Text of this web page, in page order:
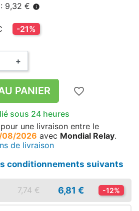
9,32 € info
-21%
+
PANIER
favorite_border
sous 24 heures
pour une livraison entre le
08/2026 avec Mondial Relay.
de livraison
conditionnements suivants
7,74 € 6,81 € -12%